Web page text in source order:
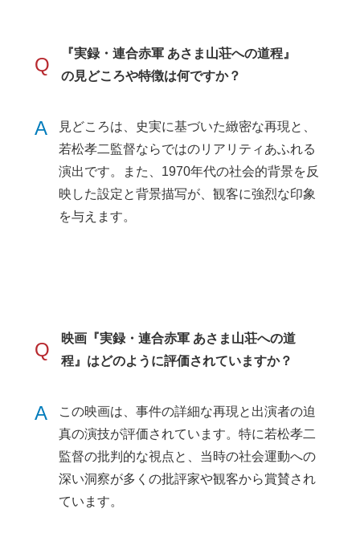
Q
『実録・連合赤軍 あさま山荘への道程』
の見どころや特徴は何ですか？
A
見どころは、史実に基づいた緻密な再現と、
若松孝二監督ならではのリアリティあふれる
演出です。また、1970年代の社会的背景を反
映した設定と背景描写が、観客に強烈な印象
を与えます。
Q
映画『実録・連合赤軍 あさま山荘への道
程』はどのように評価されていますか？
A
この映画は、事件の詳細な再現と出演者の迫
真の演技が評価されています。特に若松孝二
監督の批判的な視点と、当時の社会運動への
深い洞察が多くの批評家や観客から賞賛され
ています。